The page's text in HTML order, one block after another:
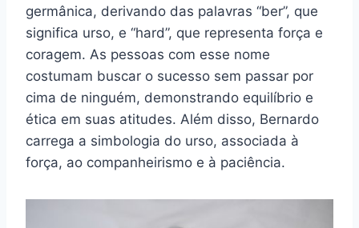
germânica, derivando das palavras “ber”, que
significa urso, e “hard”, que representa força e
coragem. As pessoas com esse nome
costumam buscar o sucesso sem passar por
cima de ninguém, demonstrando equilíbrio e
ética em suas atitudes. Além disso, Bernardo
carrega a simbologia do urso, associada à
força, ao companheirismo e à paciência.